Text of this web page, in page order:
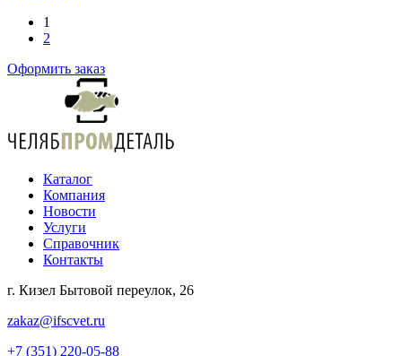
1
2
Оформить заказ
Каталог
Компания
Новости
Услуги
Справочник
Контакты
г. Кизел Бытовой переулок, 26
zakaz@ifscvet.ru
+7 (351) 220-05-88